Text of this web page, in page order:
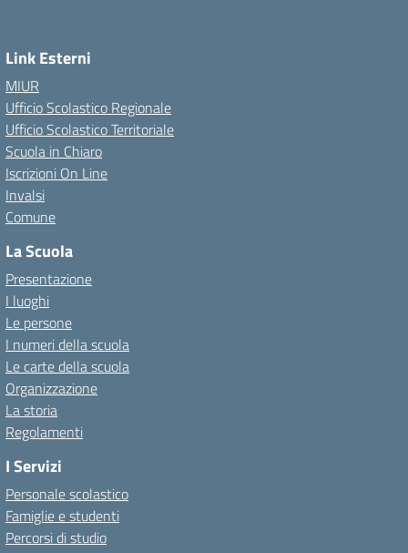
Link Esterni
MIUR
Ufficio Scolastico Regionale
Ufficio Scolastico Territoriale
Scuola in Chiaro
Iscrizioni On Line
Invalsi
Comune
La Scuola
Presentazione
I luoghi
Le persone
I numeri della scuola
Le carte della scuola
Organizzazione
La storia
Regolamenti
I Servizi
Personale scolastico
Famiglie e studenti
Percorsi di studio